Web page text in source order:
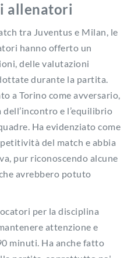
allenatori
tra Juventus e Milan, le
hanno offerto un
delle valutazioni
durante la partita.
a Torino come avversario,
e l’equilibrio
Ha evidenziato come
del match e abbia
pur riconoscendo alcune
avrebbero potuto
per la disciplina
attenzione e
minuti. Ha anche fatto